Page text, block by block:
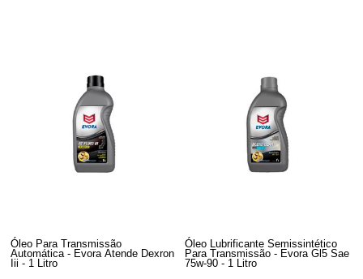
Óleo Para Transmissão
Automática - Evora Atende Dexron
Iii - 1 Litro
Óleo Lubrificante Semissintético
Para Transmissão - Evora Gl5 Sae
75w-90 - 1 Litro